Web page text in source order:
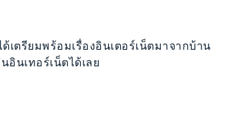
ตรียมพร้อมเรื่องอินเตอร์เน็ตมาจากบ้าน
อินเทอร์เน็ตได้เลย